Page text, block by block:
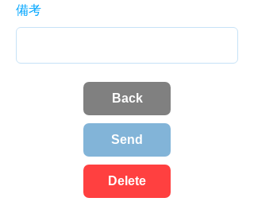
備考
Back
Send
Delete